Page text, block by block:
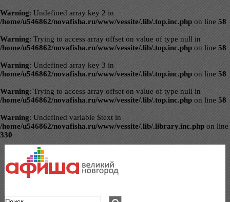
Warning: Undefined array key 2 in
/home/u546862/novafisha.ru/www/vessite/.lib/.top.inc.php on line 58
Warning: Trying to access array offset on value of type null in
/home/u546862/novafisha.ru/www/vessite/.lib/.top.inc.php on line 58
Warning: Undefined array key 3 in
/home/u546862/novafisha.ru/www/vessite/.lib/.top.inc.php on line 58
Warning: Trying to access array offset on value of type null in
/home/u546862/novafisha.ru/www/vessite/.lib/.top.inc.php on line 58
Warning: Undefined variable $text in
/home/u546862/novafisha.ru/www/vessite/.lib/.library.inc.php on line
330